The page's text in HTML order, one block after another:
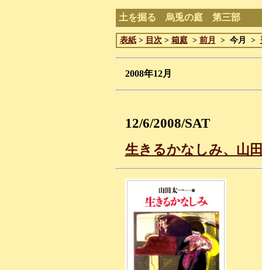
土を掘る 烏兎の庭 第三部
表紙> 目次 > 箱庭> 前月 > 今月 >
2008年12月
12/6/2008/SAT
生きるかなしみ、山